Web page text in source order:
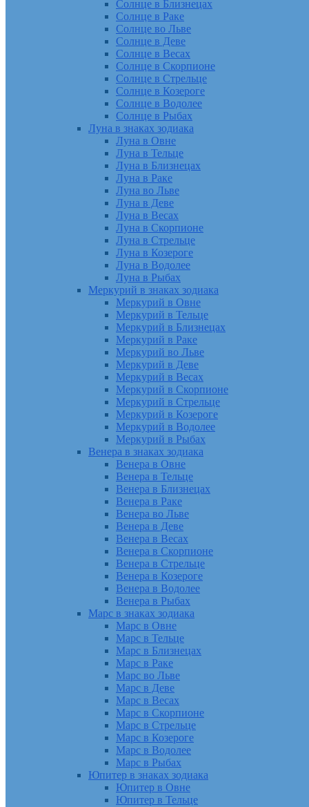
Солнце в Близнецах
Солнце в Раке
Солнце во Льве
Солнце в Деве
Солнце в Весах
Солнце в Скорпионе
Солнце в Стрельце
Солнце в Козероге
Солнце в Водолее
Солнце в Рыбах
Луна в знаках зодиака
Луна в Овне
Луна в Тельце
Луна в Близнецах
Луна в Раке
Луна во Льве
Луна в Деве
Луна в Весах
Луна в Скорпионе
Луна в Стрельце
Луна в Козероге
Луна в Водолее
Луна в Рыбах
Меркурий в знаках зодиака
Меркурий в Овне
Меркурий в Тельце
Меркурий в Близнецах
Меркурий в Раке
Меркурий во Льве
Меркурий в Деве
Меркурий в Весах
Меркурий в Скорпионе
Меркурий в Стрельце
Меркурий в Козероге
Меркурий в Водолее
Меркурий в Рыбах
Венера в знаках зодиака
Венера в Овне
Венера в Тельце
Венера в Близнецах
Венера в Раке
Венера во Льве
Венера в Деве
Венера в Весах
Венера в Скорпионе
Венера в Стрельце
Венера в Козероге
Венера в Водолее
Венера в Рыбах
Марс в знаках зодиака
Марс в Овне
Марс в Тельце
Марс в Близнецах
Марс в Раке
Марс во Льве
Марс в Деве
Марс в Весах
Марс в Скорпионе
Марс в Стрельце
Марс в Козероге
Марс в Водолее
Марс в Рыбах
Юпитер в знаках зодиака
Юпитер в Овне
Юпитер в Тельце